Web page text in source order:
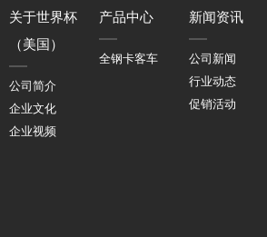
关于世界杯
（美国）
公司简介
企业文化
企业视频
产品中心
全钢卡客车
新闻资讯
公司新闻
行业动态
促销活动